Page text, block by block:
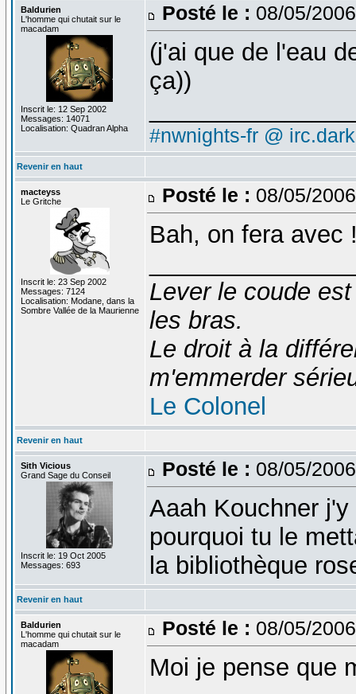
Baldurien
L'homme qui chutait sur le
macadam
Inscrit le: 12 Sep 2002
Messages: 14071
Localisation: Quadran Alpha
Posté le : 08/05/
(j'ai que de l'eau
ça))
#nwnights-fr @
Revenir en haut
macteyss
Le Gritche
Inscrit le: 23 Sep 2002
Messages: 7124
Localisation: Modane, dans la
Sombre Vallée de la Maurienne
Posté le : 08/05/
Bah, on fera
Lever le coude
les bras.
Le droit à la
m'emmerder
Le Colonel
Revenir en haut
Sith Vicious
Grand Sage du Conseil
Inscrit le: 19 Oct 2005
Messages: 693
Posté le : 08/05/
Aaah Kouchner
pourquoi tu le
la bibliothèque
Revenir en haut
Baldurien
L'homme qui chutait sur le
macadam
Posté le : 08/05/
Moi je pense que